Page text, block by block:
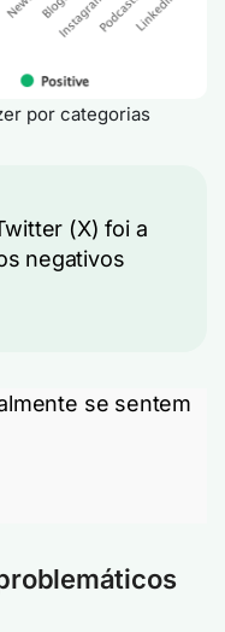
por categorias
(X) foi a
negativos
se sentem